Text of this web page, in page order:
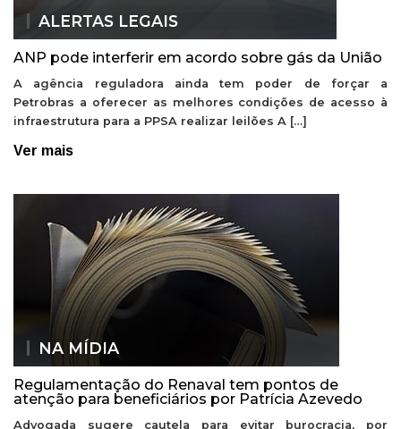
ALERTAS LEGAIS
ANP pode interferir em acordo sobre gás da União
A agência reguladora ainda tem poder de forçar a
Petrobras a oferecer as melhores condições de acesso à
infraestrutura para a PPSA realizar leilões A […]
Ver mais
NA MÍDIA
Regulamentação do Renaval tem pontos de
atenção para beneficiários por Patrícia Azevedo
Advogada sugere cautela para evitar burocracia, por